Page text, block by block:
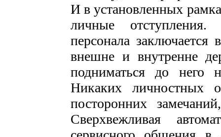
И в установленных
личные
персонала
внешне и внутренне
подниматься до него
Никаких личностных
посторонних
Сверхвежливая